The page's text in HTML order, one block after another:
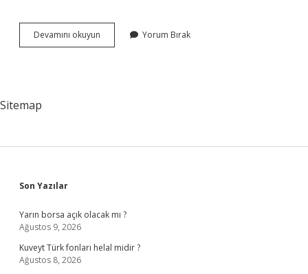
Devamını okuyun
Türü
Yorum Bırak
Sitemap
Sidebar
Son Yazılar
Yarın borsa açık olacak mı ?
Ağustos 9, 2026
Kuveyt Türk fonları helal midir ?
Ağustos 8, 2026